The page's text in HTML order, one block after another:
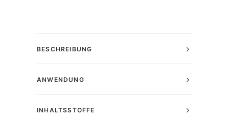
BESCHREIBUNG
ANWENDUNG
INHALTSSTOFFE